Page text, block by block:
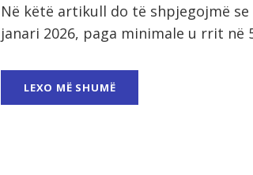
Në këtë artikull do të shpjegojmë
janari 2026, paga minimale u rrit në
LEXO MË SHUMË